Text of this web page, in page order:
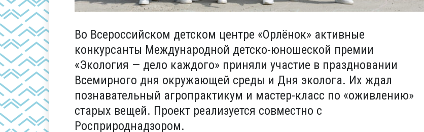
Во Всероссийском детском центре «Орлёнок» активные
конкурсанты Международной детско-юношеской премии
«Экология — дело каждого» приняли участие в праздновании
Всемирного дня окружающей среды и Дня эколога. Их ждал
познавательный агропрактикум и мастер-класс по «оживлению»
старых вещей. Проект реализуется совместно с
Росприроднадзором.